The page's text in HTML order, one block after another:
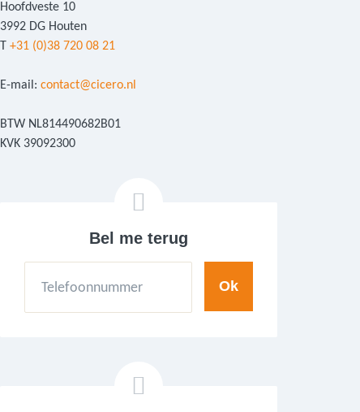
Hoofdveste 10
3992 DG Houten
+31 (0)38 720 08 21
E-mail: contact@cicero.nl
BTW NL814490682B01
KVK 39092300
Bel me terug